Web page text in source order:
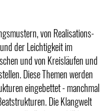
von Realisations-
der Leichtigkeit im
und von Kreisläufen und
Diese Themen werden
eingebettet - manchmal
Die Klangwelt